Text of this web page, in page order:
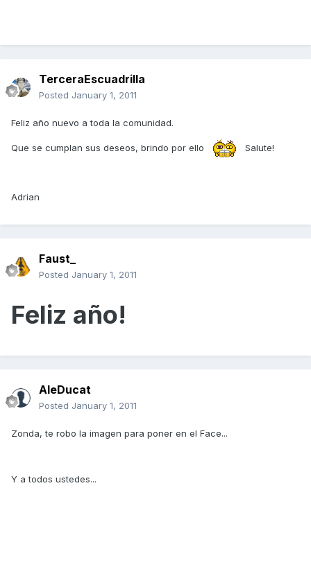
TerceraEscuadrilla
Posted January 1, 2011
Feliz año nuevo a toda la comunidad.
Que se cumplan sus deseos, brindo por ello Salute!
Adrian
Faust_
Posted January 1, 2011
Feliz año!
AleDucat
Posted January 1, 2011
Zonda, te robo la imagen para poner en el Face...
Y a todos ustedes...